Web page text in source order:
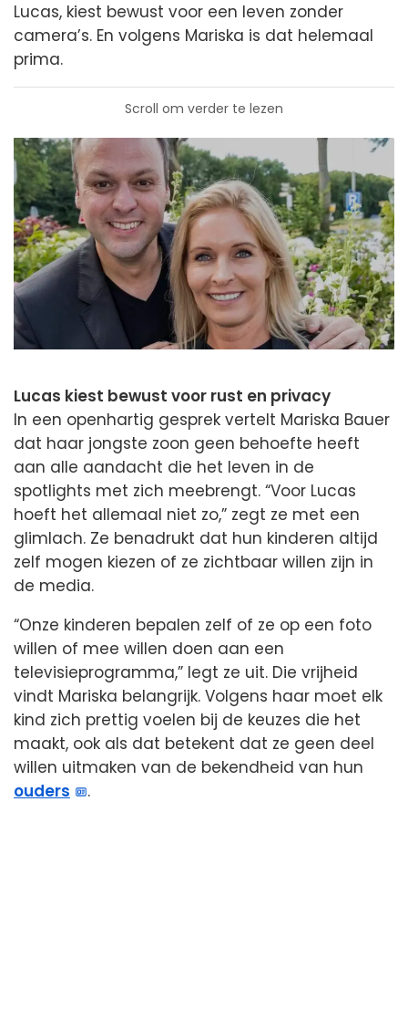
Lucas, kiest bewust voor een leven zonder
camera’s. En volgens Mariska is dat helemaal
prima.
Scroll om verder te lezen
Lucas kiest bewust voor rust en privacy
In een openhartig gesprek vertelt Mariska Bauer
dat haar jongste zoon geen behoefte heeft
aan alle aandacht die het leven in de
spotlights met zich meebrengt. “Voor Lucas
hoeft het allemaal niet zo,” zegt ze met een
glimlach. Ze benadrukt dat hun kinderen altijd
zelf mogen kiezen of ze zichtbaar willen zijn in
de media.
“Onze kinderen bepalen zelf of ze op een foto
willen of mee willen doen aan een
televisieprogramma,” legt ze uit. Die vrijheid
vindt Mariska belangrijk. Volgens haar moet elk
kind zich prettig voelen bij de keuzes die het
maakt, ook als dat betekent dat ze geen deel
willen uitmaken van de bekendheid van hun
ouders
.